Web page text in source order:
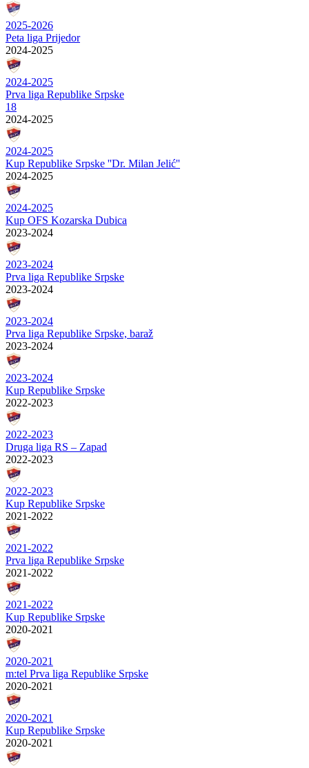
2025-2026
Peta liga Prijedor
2024-2025
2024-2025
Prva liga Republike Srpske
18
2024-2025
2024-2025
Kup Republike Srpske ''Dr. Milan Jelić''
2024-2025
2024-2025
Kup OFS Kozarska Dubica
2023-2024
2023-2024
Prva liga Republike Srpske
2023-2024
2023-2024
Prva liga Republike Srpske, baraž
2023-2024
2023-2024
Kup Republike Srpske
2022-2023
2022-2023
Druga liga RS – Zapad
2022-2023
2022-2023
Kup Republike Srpske
2021-2022
2021-2022
Prva liga Republike Srpske
2021-2022
2021-2022
Kup Republike Srpske
2020-2021
2020-2021
m:tel Prva liga Republike Srpske
2020-2021
2020-2021
Kup Republike Srpske
2020-2021